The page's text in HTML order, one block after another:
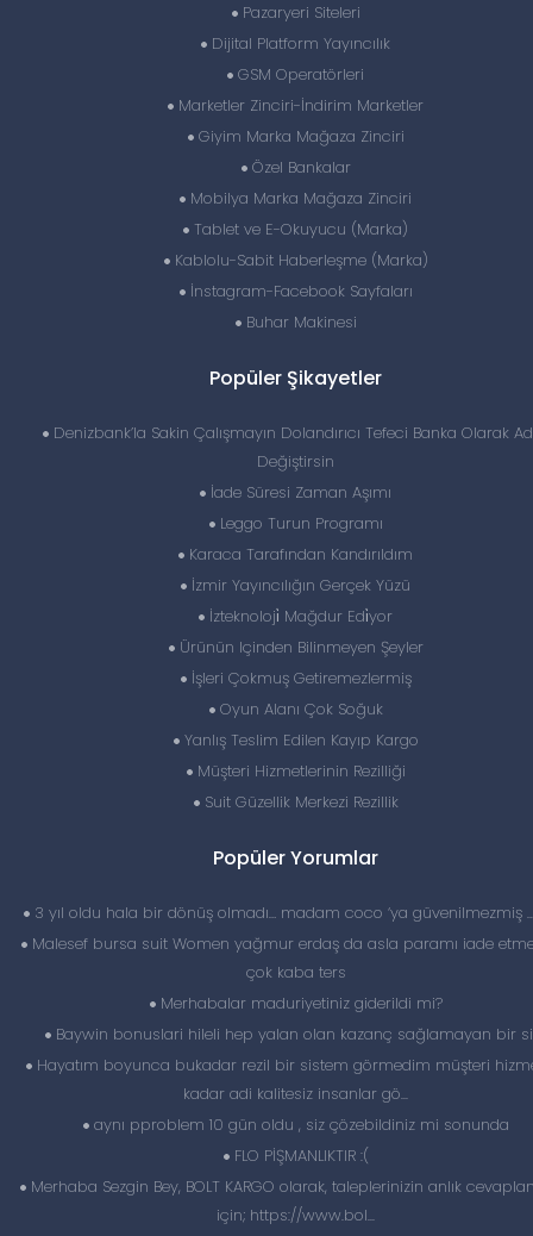
Pazaryeri Siteleri
Dijital Platform Yayıncılık
GSM Operatörleri
Marketler Zinciri-İndirim Marketler
Giyim Marka Mağaza Zinciri
Özel Bankalar
Mobilya Marka Mağaza Zinciri
Tablet ve E-Okuyucu (Marka)
Kablolu-Sabit Haberleşme (Marka)
İnstagram-Facebook Sayfaları
Buhar Makinesi
Popüler Şikayetler
Denizbank’la Sakin Çalışmayın Dolandırıcı Tefeci Banka Olarak
Değiştirsin
İade Süresi Zaman Aşımı
Leggo Turun Programı
Karaca Tarafından Kandırıldım
İzmir Yayıncılığın Gerçek Yüzü
İzteknoloji̇ Mağdur Edi̇yor
Ürünün Içinden Bilinmeyen Şeyler
İşleri Çokmuş Getiremezlermiş
Oyun Alanı Çok Soğuk
Yanlış Teslim Edilen Kayıp Kargo
Müşteri Hizmetlerinin Rezilliği
Suit Güzellik Merkezi Rezillik
Popüler Yorumlar
3 yıl oldu hala bir dönüş olmadı… madam coco ‘ya güvenilmezmiş
Malesef bursa suit Women yağmur erdaş da asla paramı iade
çok kaba ters
Merhabalar maduriyetiniz giderildi mi?
Baywin bonuslari hileli hep yalan olan kazanç sağlamayan bir
Hayatım boyunca bukadar rezil bir sistem görmedim müşteri
kadar adi kalitesiz insanlar gö...
aynı pproblem 10 gün oldu , siz çözebildiniz mi sonunda
FLO PİŞMANLIKTIR :(
Merhaba Sezgin Bey, BOLT KARGO olarak, taleplerinizin anlık
için; https://www.bol...